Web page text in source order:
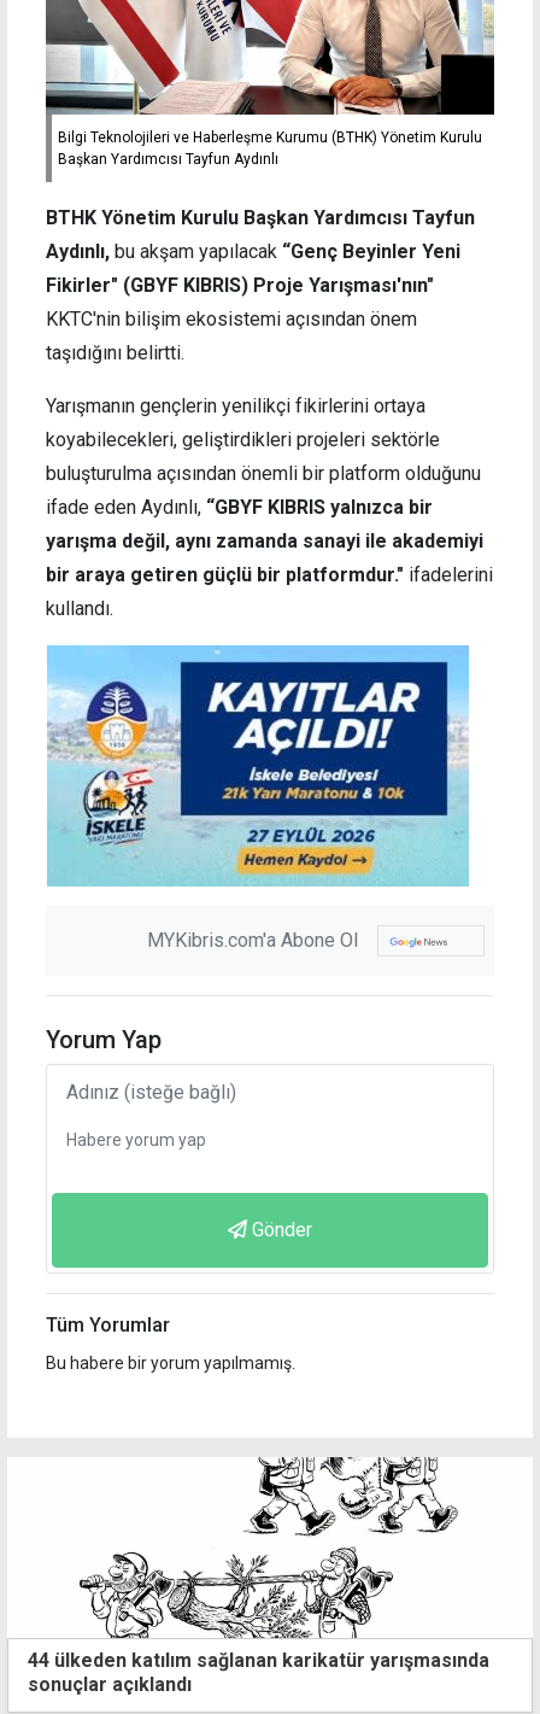
Bilgi Teknolojileri ve Haberleşme Kurumu (BTHK) Yönetim Kurulu
Başkan Yardımcısı Tayfun Aydınlı
BTHK Yönetim Kurulu Başkan Yardımcısı Tayfun
Aydınlı, bu akşam yapılacak “Genç Beyinler Yeni
Fikirler" (GBYF KIBRIS) Proje Yarışması'nın"
KKTC'nin bilişim ekosistemi açısından önem
taşıdığını belirtti.
Yarışmanın gençlerin yenilikçi fikirlerini ortaya
koyabilecekleri, geliştirdikleri projeleri sektörle
buluşturulma açısından önemli bir platform olduğunu
ifade eden Aydınlı, “GBYF KIBRIS yalnızca bir
yarışma değil, aynı zamanda sanayi ile akademiyi
bir araya getiren güçlü bir platformdur." ifadelerini
kullandı.
MYKibris.com'a Abone Ol
Yorum Yap
Gönder
Tüm Yorumlar
Bu habere bir yorum yapılmamış.
44 ülkeden katılım sağlanan karikatür yarışmasında
sonuçlar açıklandı